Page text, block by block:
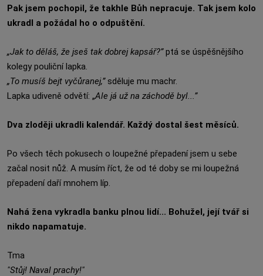
Pak jsem pochopil, že takhle Bůh nepracuje. Tak jsem kolo
ukradl a požádal ho o odpuštění.
„Jak to děláš, že jseš tak dobrej kapsář?”ptá se úspěšnějšího
kolegy pouliční lapka.
„To musíš bejt vyčůranej,”sděluje mu machr.
Lapka udiveně odvětí: „Ale já už na záchodě byl...”
Dva zloději ukradli kalendář. Každý dostal šest měsíců.
Po všech těch pokusech o loupežné přepadení jsem u sebe
začal nosit nůž. A musím říct, že od té doby se mi loupežná
přepadení daří mnohem líp.
Nahá žena vykradla banku plnou lidí... Bohužel, její tvář si
nikdo napamatuje.
Tma
"Stůj! Naval prachy!"